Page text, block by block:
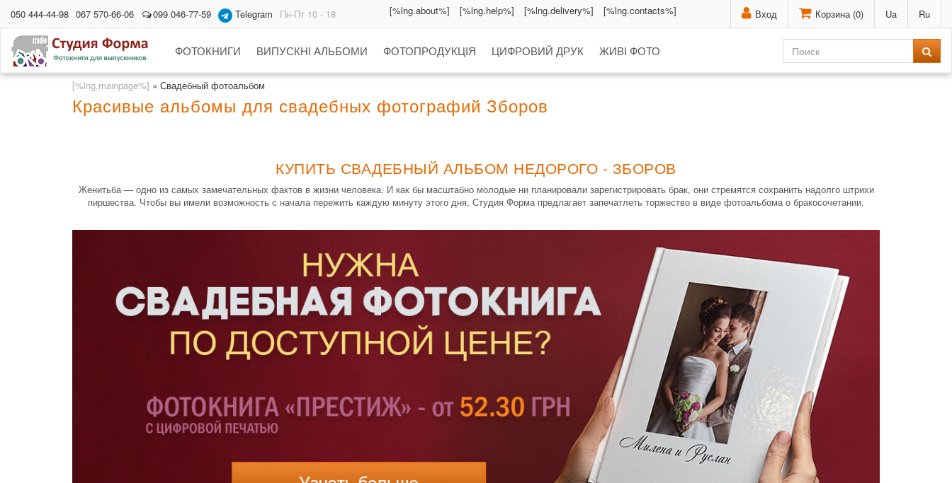
Вход Корзина (0) Ua Ru
050 444-44-98 067 570-66-06 099 046-77-59 Telegram Пн-Пт 10 - 18 [%lng.about%] [%lng.help%] [%lng.delivery%] [%lng.contacts%]
ФОТОКНИГИ ВИПУСКНІ АЛЬБОМИ ФОТОПРОДУКЦІЯ ЦИФРОВИЙ ДРУК ЖИВІ ФОТО
[%lng.mainpage%] » Свадебный фотоальбом
Красивые альбомы для свадебных фотографий Зборов
КУПИТЬ СВАДЕБНЫЙ АЛЬБОМ НЕДОРОГО - ЗБОРОВ
Женитьба — одно из самых замечательных фактов в жизни человека. И как бы масштабно молодые ни планировали зарегистрировать брак, они стремятся сохранить надолго штрихи
пиршества. Чтобы вы имели возможность с начала пережить каждую минуту этого дня, Студия Форма предлагает запечатлеть торжество в виде фотоальбома о бракосочетании.